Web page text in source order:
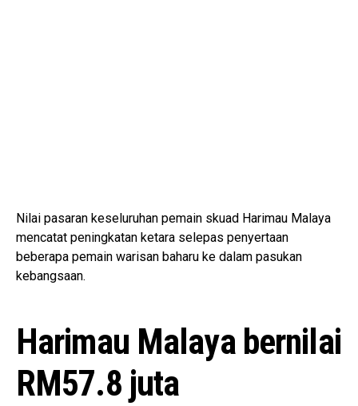
Nilai pasaran keseluruhan pemain skuad Harimau Malaya
mencatat peningkatan ketara selepas penyertaan
beberapa pemain warisan baharu ke dalam pasukan
kebangsaan.
Harimau Malaya bernilai
RM57.8 juta